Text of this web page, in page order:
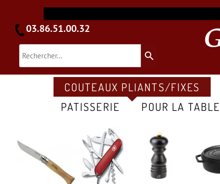
search
COUTEAUX PLIANTS/FIXES
PATISSERIE
POUR LA TABLE
03.86.51.00.32